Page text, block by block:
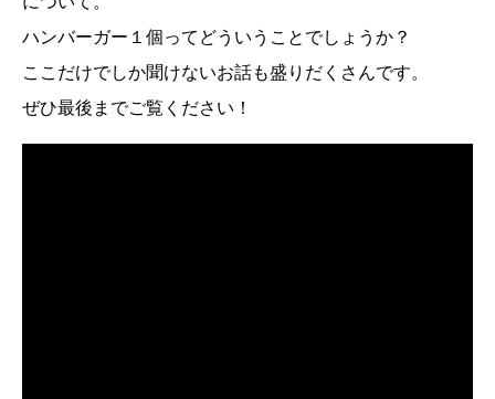
ハンバーガー１個ってどういうことでしょうか？
ここだけでしか聞けないお話も盛りだくさんです。
ぜひ最後までご覧ください！